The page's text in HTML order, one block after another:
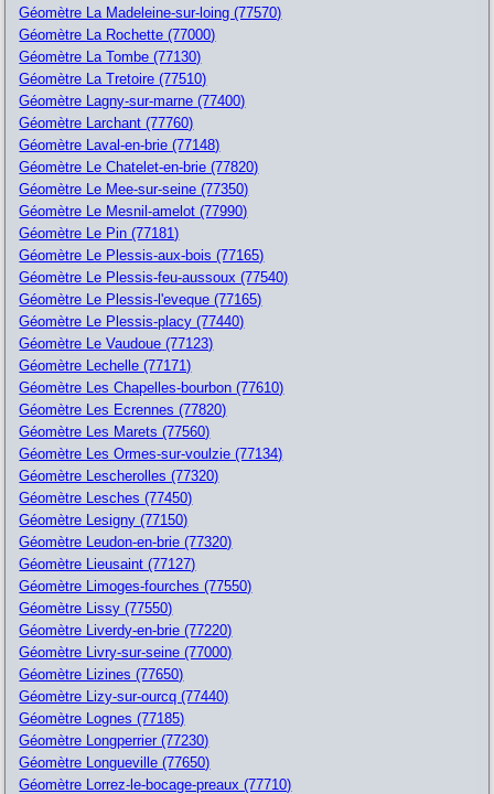
Géomètre La Madeleine-sur-loing (77570)
Géomètre La Rochette (77000)
Géomètre La Tombe (77130)
Géomètre La Tretoire (77510)
Géomètre Lagny-sur-marne (77400)
Géomètre Larchant (77760)
Géomètre Laval-en-brie (77148)
Géomètre Le Chatelet-en-brie (77820)
Géomètre Le Mee-sur-seine (77350)
Géomètre Le Mesnil-amelot (77990)
Géomètre Le Pin (77181)
Géomètre Le Plessis-aux-bois (77165)
Géomètre Le Plessis-feu-aussoux (77540)
Géomètre Le Plessis-l'eveque (77165)
Géomètre Le Plessis-placy (77440)
Géomètre Le Vaudoue (77123)
Géomètre Lechelle (77171)
Géomètre Les Chapelles-bourbon (77610)
Géomètre Les Ecrennes (77820)
Géomètre Les Marets (77560)
Géomètre Les Ormes-sur-voulzie (77134)
Géomètre Lescherolles (77320)
Géomètre Lesches (77450)
Géomètre Lesigny (77150)
Géomètre Leudon-en-brie (77320)
Géomètre Lieusaint (77127)
Géomètre Limoges-fourches (77550)
Géomètre Lissy (77550)
Géomètre Liverdy-en-brie (77220)
Géomètre Livry-sur-seine (77000)
Géomètre Lizines (77650)
Géomètre Lizy-sur-ourcq (77440)
Géomètre Lognes (77185)
Géomètre Longperrier (77230)
Géomètre Longueville (77650)
Géomètre Lorrez-le-bocage-preaux (77710)